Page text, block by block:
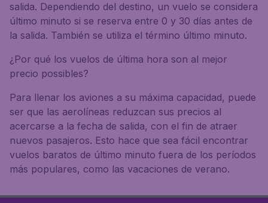
salida. Dependiendo del destino, un vuelo se considera
último minuto si se reserva entre 0 y 30 días antes de
la salida. También se utiliza el término último minuto.
¿Por qué los vuelos de última hora son al mejor
precio possibles?
Para llenar los aviones a su máxima capacidad, puede
ser que las aerolíneas reduzcan sus precios al
acercarse a la fecha de salida, con el fin de atraer
nuevos pasajeros. Esto hace que sea fácil encontrar
vuelos baratos de último minuto fuera de los períodos
más populares, como las vacaciones de verano.